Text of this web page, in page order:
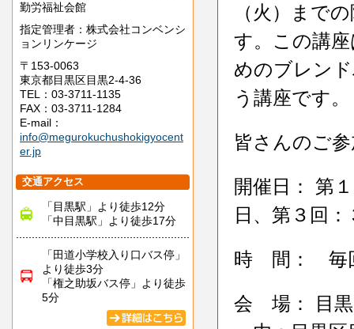
勤労福祉会館
指定管理者：株式会社コンベンシ
ョンリンケージ
〒153-0063
東京都目黒区目黒2-4-36
TEL：03-3711-1135
FAX：03-3711-1284
E-mail：
info@megurokuchushokigyocent
er.jp
交通アクセス
「目黒駅」より徒歩12分
「中目黒駅」より徒歩17分
「田道小学校入り口バス停」
より徒歩3分
「権之助坂バス停」より徒歩
5分
（火）まで
す。この講
めのブレン
う講座です。
皆さんのご
開催日： 第
日、第３回
時 間： 毎
会 場： 目黒